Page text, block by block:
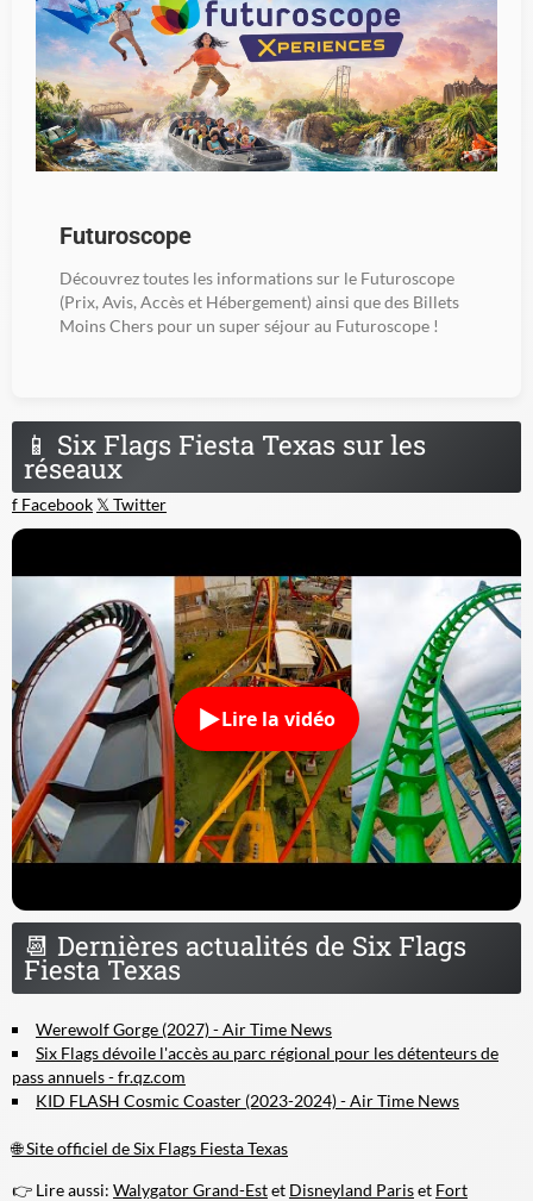
Futuroscope
Découvrez toutes les informations sur le Futuroscope
(Prix, Avis, Accès et Hébergement) ainsi que des Billets
Moins Chers pour un super séjour au Futuroscope !
📱 Six Flags Fiesta Texas sur les
réseaux
f Facebook 𝕏 Twitter
Lire la vidéo
📆 Dernières actualités de Six Flags
Fiesta Texas
Werewolf Gorge (2027) - Air Time News
Six Flags dévoile l'accès au parc régional pour les détenteurs de
pass annuels - fr.qz.com
KID FLASH Cosmic Coaster (2023-2024) - Air Time News
🌐 Site officiel de Six Flags Fiesta Texas
👉 Lire aussi: Walygator Grand-Estet Disneyland Pariset Fort